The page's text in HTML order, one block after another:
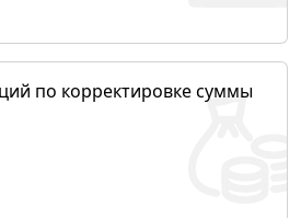
по корректировке суммы